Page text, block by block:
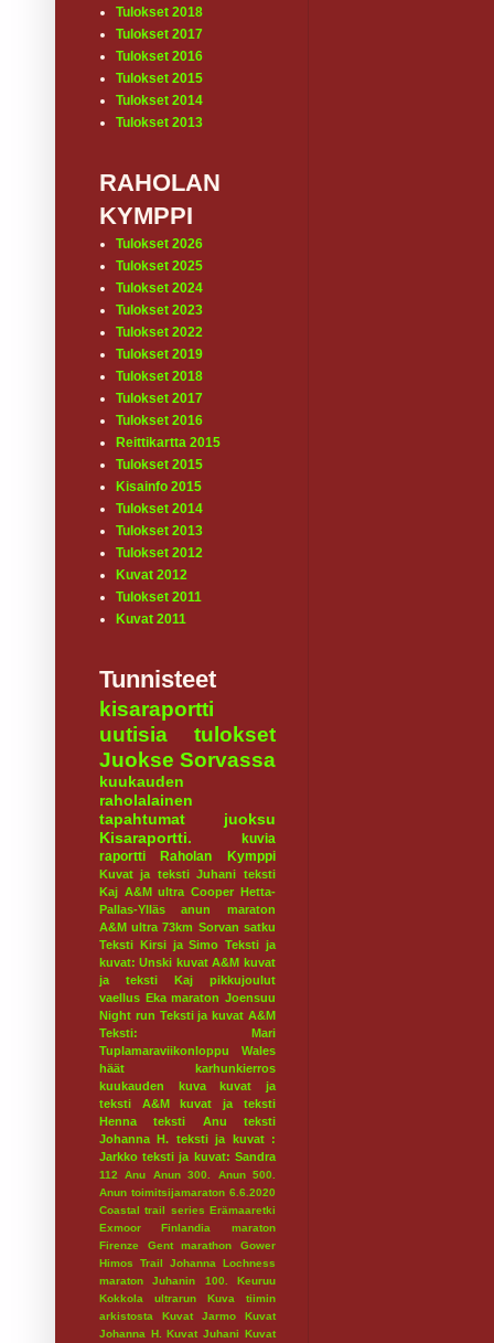
Tulokset 2018
Tulokset 2017
Tulokset 2016
Tulokset 2015
Tulokset 2014
Tulokset 2013
RAHOLAN
KYMPPI
Tulokset 2026
Tulokset 2025
Tulokset 2024
Tulokset 2023
Tulokset 2022
Tulokset 2019
Tulokset 2018
Tulokset 2017
Tulokset 2016
Reittikartta 2015
Tulokset 2015
Kisainfo 2015
Tulokset 2014
Tulokset 2013
Tulokset 2012
Kuvat 2012
Tulokset 2011
Kuvat 2011
Tunnisteet
kisaraportti
uutisia
tulokset
Juokse Sorvassa
kuukauden
raholalainen
tapahtumat
juoksu
Kisaraportti.
kuvia
raportti
Raholan Kymppi
Kuvat ja teksti Juhani teksti
Kaj A&M ultra Cooper Hetta-
Pallas-Ylläs
anun maraton
A&M ultra 73km Sorvan satku
Teksti Kirsi ja Simo Teksti ja
kuvat: Unski kuvat A&M kuvat
ja teksti Kaj
pikkujoulut
vaellus Eka maraton Joensuu
Night run Teksti ja kuvat A&M
Teksti: Mari
Tuplamaraviikonloppu
Wales
häät
karhunkierros
kuukauden kuva
kuvat ja
teksti A&M
kuvat ja teksti
Henna
teksti Anu
teksti
Johanna H. teksti ja kuvat :
Jarkko teksti ja kuvat: Sandra
112 Anu Anun 300.
Anun 500.
Anun toimitsijamaraton 6.6.2020
Coastal trail series Erämaaretki
Exmoor
Finlandia maraton
Firenze
Gent marathon
Gower
Himos Trail
Johanna Lochness
maraton
Juhanin 100.
Keuruu
Kokkola ultrarun
Kuva tiimin
arkistosta
Kuvat Jarmo
Kuvat
Johanna H.
Kuvat Juhani Kuvat